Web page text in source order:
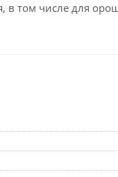
в том числе для